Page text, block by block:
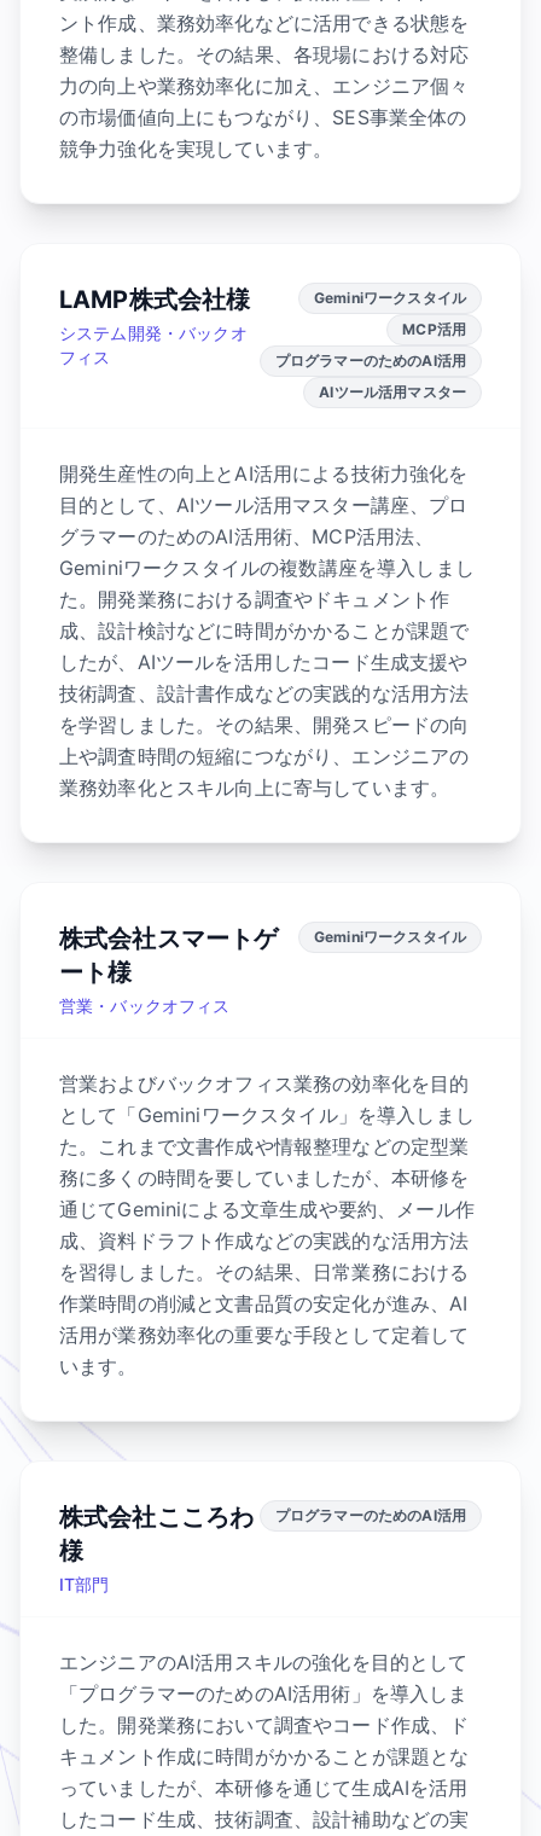
ント作成、業務効率化などに活用できる状態を
整備しました。その結果、各現場における対応
力の向上や業務効率化に加え、エンジニア個々
の市場価値向上にもつながり、SES事業全体の
競争力強化を実現しています。
LAMP株式会社様
システム開発・バックオ
フィス
Geminiワークスタイル
MCP活用
プログラマーのためのAI活用
AIツール活用マスター
開発生産性の向上とAI活用による技術力強化を
目的として、AIツール活用マスター講座、プロ
グラマーのためのAI活用術、MCP活用法、
Geminiワークスタイルの複数講座を導入しまし
た。開発業務における調査やドキュメント作
成、設計検討などに時間がかかることが課題で
したが、AIツールを活用したコード生成支援や
技術調査、設計書作成などの実践的な活用方法
を学習しました。その結果、開発スピードの向
上や調査時間の短縮につながり、エンジニアの
業務効率化とスキル向上に寄与しています。
株式会社スマートゲ
ート様
営業・バックオフィス
Geminiワークスタイル
営業およびバックオフィス業務の効率化を目的
として「Geminiワークスタイル」を導入しまし
た。これまで文書作成や情報整理などの定型業
務に多くの時間を要していましたが、本研修を
通じてGeminiによる文章生成や要約、メール作
成、資料ドラフト作成などの実践的な活用方法
を習得しました。その結果、日常業務における
作業時間の削減と文書品質の安定化が進み、AI
活用が業務効率化の重要な手段として定着して
います。
株式会社こころわ
様
IT部門
プログラマーのためのAI活用
エンジニアのAI活用スキルの強化を目的として
「プログラマーのためのAI活用術」を導入しま
した。開発業務において調査やコード作成、ド
キュメント作成に時間がかかることが課題とな
っていましたが、本研修を通じて生成AIを活用
したコード生成、技術調査、設計補助などの実